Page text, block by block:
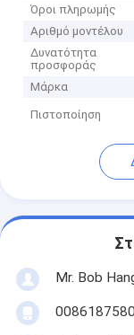
Όροι πληρωμής
Αριθμό μοντέλου
Δυνατότητα
προσφοράς
Μάρκα
Πιστοποίηση
Mr. Bob